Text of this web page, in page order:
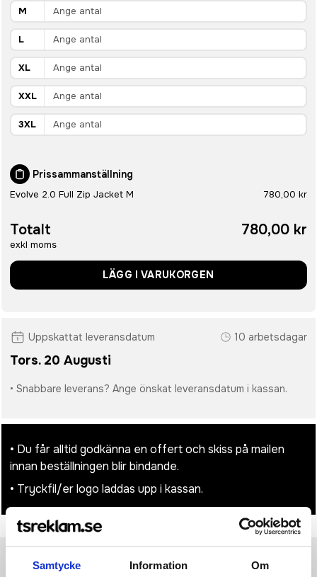
Samtycke Information Om
M
L
XL
XXL
3XL
Prissammanställning
Evolve 2.0 Full Zip Jacket M 780,00 kr
Totalt
exkl moms
780,00 kr
LÄGG I VARUKORGEN
Uppskattat leveransdatum 10 arbetsdagar
Tors. 20 Augusti
• Snabbare leverans? Ange önskat leveransdatum i kassan.
• Du får alltid godkänna en offert och skiss på mailen
innan beställningen blir bindande.
• Tryckfil/er logo laddas upp i kassan.
Produktinformation